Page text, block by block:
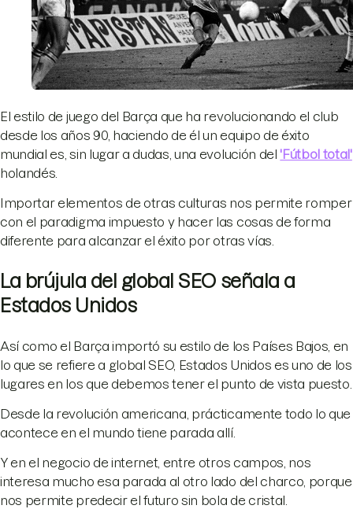
El estilo de juego del Barça que ha revolucionando el club
desde los años 90, haciendo de él un equipo de éxito
mundial es, sin lugar a dudas, una evolución del 'Fútbol total'
holandés.
Importar elementos de otras culturas nos permite romper
con el paradigma impuesto y hacer las cosas de forma
diferente para alcanzar el éxito por otras vías.
La brújula del global SEO señala a
Estados Unidos
Así como el Barça importó su estilo de los Países Bajos, en
lo que se refiere a global SEO, Estados Unidos es uno de los
lugares en los que debemos tener el punto de vista puesto.
Desde la revolución americana, prácticamente todo lo que
acontece en el mundo tiene parada allí.
Y en el negocio de internet, entre otros campos, nos
interesa mucho esa parada al otro lado del charco, porque
nos permite predecir el futuro sin bola de cristal.